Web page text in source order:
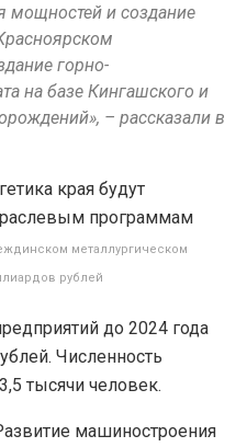
мощностей и создание
горно-
на базе Кингашского и
– рассказали в
металлургическом
рублей
до 2024 года
Численность
тысячи человек.
машиностроения